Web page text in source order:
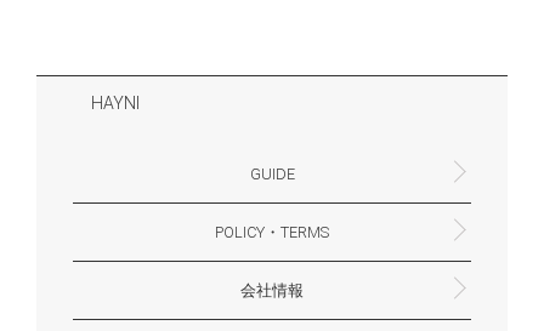
HAYNI
GUIDE
よくあるご質問・お問合せ
お支払いについて
配送・送料について
ギフトサービスについて
一緒に働く？(HAYNI採用情報サイトへ)
for Foreigners (overseas delivery)
POLICY・TERMS
返品・交換について
プライバシーポリシー
特定商取引法に基づく表示
外部送信ポリシー
会社情報